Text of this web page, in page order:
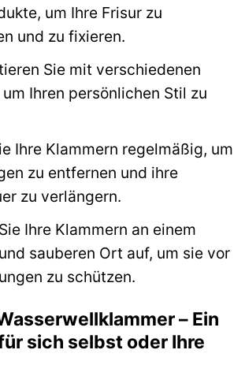
um Ihre Frisur zu
und zu fixieren.
Sie mit verschiedenen
um Ihren persönlichen Stil zu
Ihre Klammern regelmäßig, um
zu entfernen und ihre
zu verlängern.
Ihre Klammern an einem
sauberen Ort auf, um sie vor
zu schützen.
– Ein
sich selbst oder Ihre